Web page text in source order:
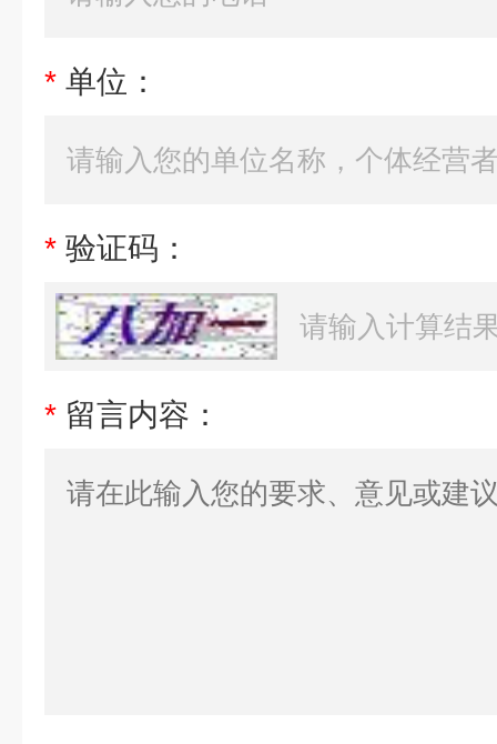
* 单位：
* 验证码：
* 留言内容：